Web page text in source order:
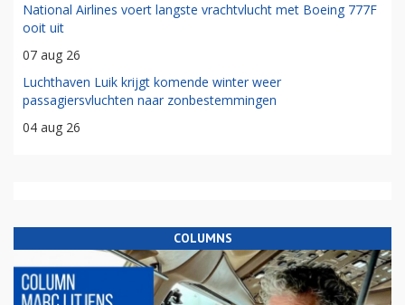
National Airlines voert langste vrachtvlucht met Boeing 777F
ooit uit
07 aug 26
Luchthaven Luik krijgt komende winter weer
passagiersvluchten naar zonbestemmingen
04 aug 26
COLUMNS